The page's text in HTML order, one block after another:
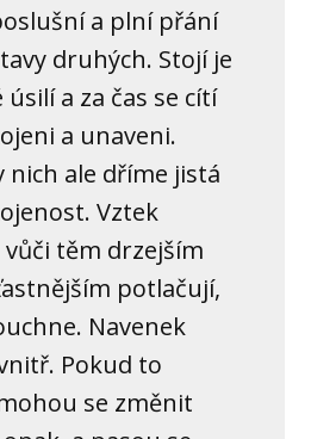
a plní přání
druhých. Stojí je
úsilí a za čas se cítí
a unaveni.
nich ale dříme jistá
Vztek
vůči těm drzejším
potlačují,
Navenek
Pokud to
se změnit